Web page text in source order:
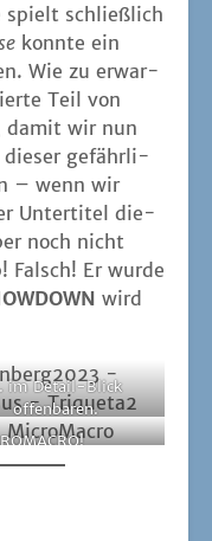
spielt schließ­lich
konn­te ein
Wie zu erwar­
Teil von
wir nun
die­ser gefähr­li­
– wenn wir
Unter­ti­tel die­
noch nicht
Er wur­de
wird
im Detail-Blick
offenbaren.